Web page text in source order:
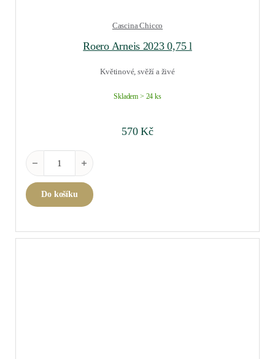
Cascina Chicco
Roero Arneis 2023 0,75 l
Květinové, svěží a živé
Skladem > 24 ks
570Kč
Roero Arneis 2023 0,75 l množství
Do košíku